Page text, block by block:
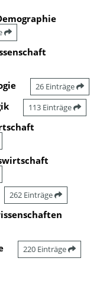
26 Einträge
113 Einträge
262 Einträge
220 Einträge